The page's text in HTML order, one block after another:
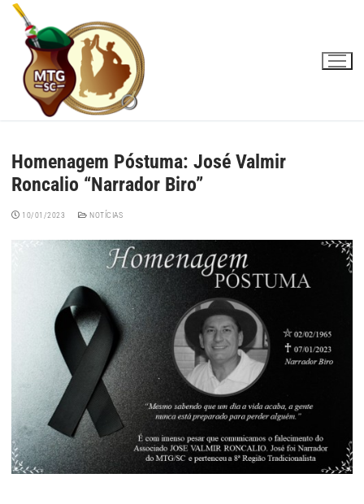
Pular
conteúdo
Homenagem Póstuma: José Valmir
Roncalio “Narrador Biro”
10/01/2023 NOTÍCIAS